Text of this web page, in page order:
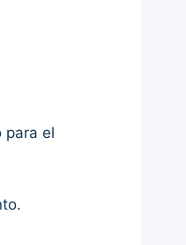
para el